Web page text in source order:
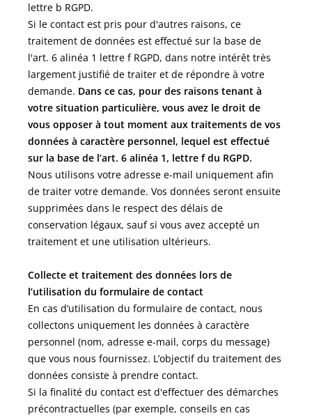
lettre b RGPD.
Si le contact est pris pour d'autres raisons, ce
traitement de données est effectué sur la base de
l'art. 6 alinéa 1 lettre f RGPD, dans notre intérêt très
largement justifié de traiter et de répondre à votre
demande. Dans ce cas, pour des raisons tenant à
votre situation particulière, vous avez le droit de
vous opposer à tout moment aux traitements de vos
données à caractère personnel, lequel est effectué
sur la base de l’art. 6 alinéa 1, lettre f du RGPD.
Nous utilisons votre adresse e-mail uniquement afin
de traiter votre demande. Vos données seront ensuite
supprimées dans le respect des délais de
conservation légaux, sauf si vous avez accepté un
traitement et une utilisation ultérieurs.
Collecte et traitement des données lors de
l’utilisation du formulaire de contact
En cas d’utilisation du formulaire de contact, nous
collectons uniquement les données à caractère
personnel (nom, adresse e-mail, corps du message)
que vous nous fournissez. L’objectif du traitement des
données consiste à prendre contact.
Si la finalité du contact est d'effectuer des démarches
précontractuelles (par exemple, conseils en cas